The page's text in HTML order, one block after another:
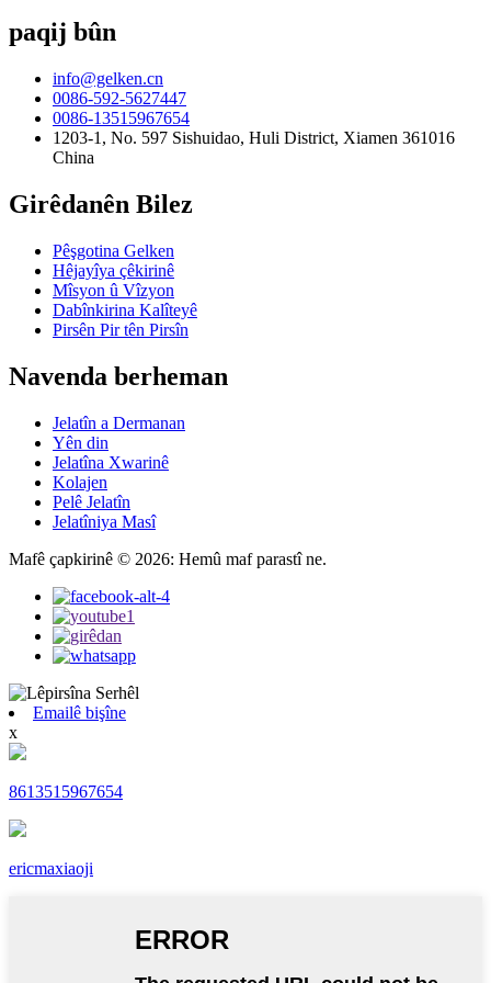
paqij bûn
info@gelken.cn
0086-592-5627447
0086-13515967654
1203-1, No. 597 Sishuidao, Huli District, Xiamen 361016
China
Girêdanên Bilez
Pêşgotina Gelken
Hêjayîya çêkirinê
Mîsyon û Vîzyon
Dabînkirina Kalîteyê
Pirsên Pir tên Pirsîn
Navenda berheman
Jelatîn a Dermanan
Yên din
Jelatîna Xwarinê
Kolajen
Pelê Jelatîn
Jelatîniya Masî
Mafê çapkirinê © 2026: Hemû maf parastî ne.
Emailê bişîne
x
8613515967654
ericmaxiaoji